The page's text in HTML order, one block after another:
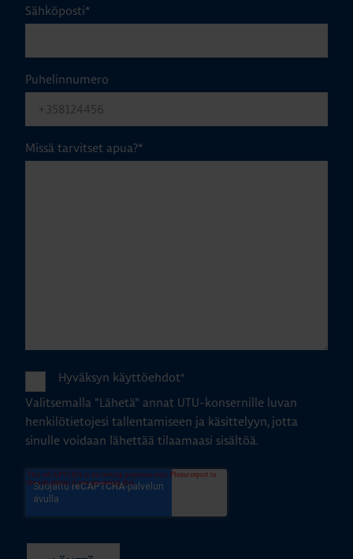
Sähköposti*
Puhelinnumero
Missä tarvitset apua?*
Hyväksyn käyttöehdot*
Valitsemalla "Lähetä" annat UTU-konsernille luvan
henkilötietojesi tallentamiseen ja käsittelyyn, jotta
sinulle voidaan lähettää tilaamaasi sisältöä.